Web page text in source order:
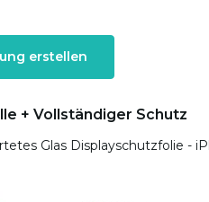
erstellen
+ Vollständiger Schutz
Glas Displayschutzfolie -